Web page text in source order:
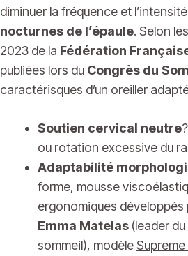
diminuer la fréquence et
nocturnes de l’épaule. Selon
2023 de la Fédération
publiées lors du Congrès du
caractérisques d’un oreiller
Soutien cervical neutre
ou rotation excessive du
Adaptabilité
forme, mousse
ergonomiques développés
Emma Matelas (leader
sommeil), modèle